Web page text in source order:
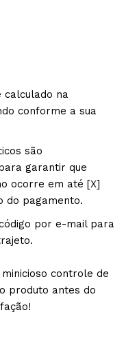
calculado na
conforme a sua
são
garantir que
ocorre em até [X]
do pagamento.
por e-mail para
controle de
produto antes do